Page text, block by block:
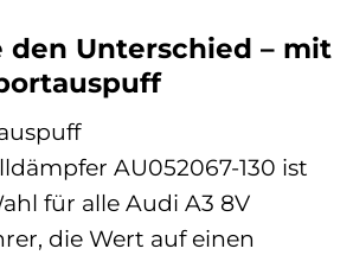
den Unterschied – mit
AU052067-130 ist
für alle Audi A3 8V
die Wert auf einen